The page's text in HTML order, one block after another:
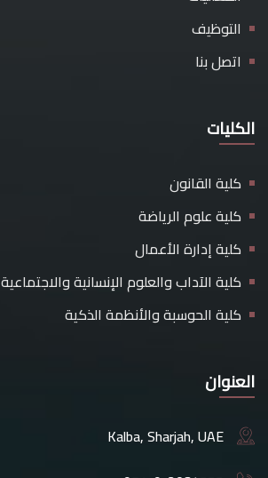
التوظيف
اتصل بنا
الكليات
كلية القانون
كلية علوم الرياضة
كلية إدارة الأعمال
كلية الآداب والعلوم الإنسانية والاجتماعية
كلية الحوسبة والأنظمة الذكية
العنوان
Kalba, Sharjah, UAE